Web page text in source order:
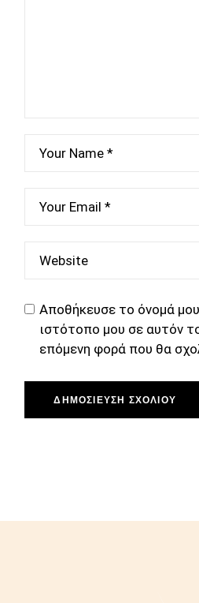
Αποθήκευσε το όνομά
ιστότοπο μου σε αυτόν
επόμενη φορά που θα
ΔΗΜΟΣΊΕΥΣΗ ΣΧΟΛΊΟΥ